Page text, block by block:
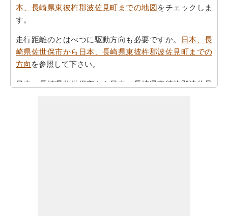
本、長崎県東彼杵郡波佐見町までの地図をチェックしま
す。
走行距離のとはべつに駆動方向も必要ですか。
日本、長
崎県佐世保市から日本、長崎県東彼杵郡波佐見町までの
方向 を参照して下さい。
日本、長崎県佐世保市から日本、長崎県東彼杵郡波佐見